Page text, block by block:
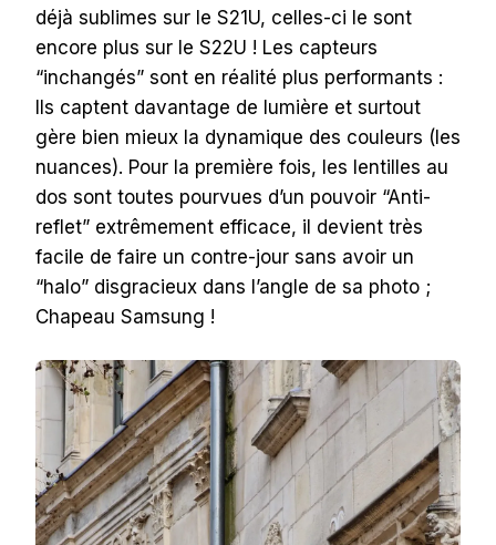
déjà sublimes sur le S21U, celles-ci le sont
encore plus sur le S22U ! Les capteurs
“inchangés” sont en réalité plus performants :
Ils captent davantage de lumière et surtout
gère bien mieux la dynamique des couleurs (les
nuances). Pour la première fois, les lentilles au
dos sont toutes pourvues d’un pouvoir “Anti-
reflet” extrêmement efficace, il devient très
facile de faire un contre-jour sans avoir un
“halo” disgracieux dans l’angle de sa photo ;
Chapeau Samsung !